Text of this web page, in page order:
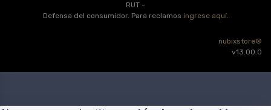
RUT -
Defensa del consumidor. Para reclamos ingrese aquí.
nubixstore®
v13.00.0